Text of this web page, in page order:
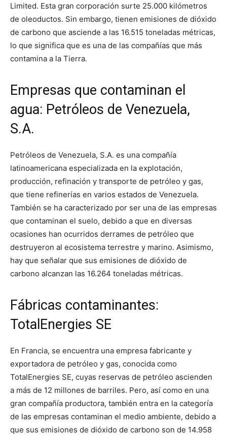
Limited. Esta gran corporación surte 25.000 kilómetros
de oleoductos. Sin embargo, tienen emisiones de dióxido
de carbono que asciende a las 16.515 toneladas métricas,
lo que significa que es una de las compañías que más
contamina a la Tierra.
Empresas que contaminan el
agua: Petróleos de Venezuela,
S.A.
Petróleos de Venezuela, S.A. es una compañía
latinoamericana especializada en la explotación,
producción, refinación y transporte de petróleo y gas,
que tiene refinerías en varios estados de Venezuela.
También se ha caracterizado por ser una de las empresas
que contaminan el suelo, debido a que en diversas
ocasiones han ocurridos derrames de petróleo que
destruyeron al ecosistema terrestre y marino. Asimismo,
hay que señalar que sus emisiones de dióxido de
carbono alcanzan las 16.264 toneladas métricas.
Fábricas contaminantes:
TotalEnergies SE
En Francia, se encuentra una empresa fabricante y
exportadora de petróleo y gas, conocida como
TotalEnergies SE, cuyas reservas de petróleo ascienden
a más de 12 millones de barriles. Pero, así como en una
gran compañía productora, también entra en la categoría
de las empresas contaminan el medio ambiente, debido a
que sus emisiones de dióxido de carbono son de 14.958